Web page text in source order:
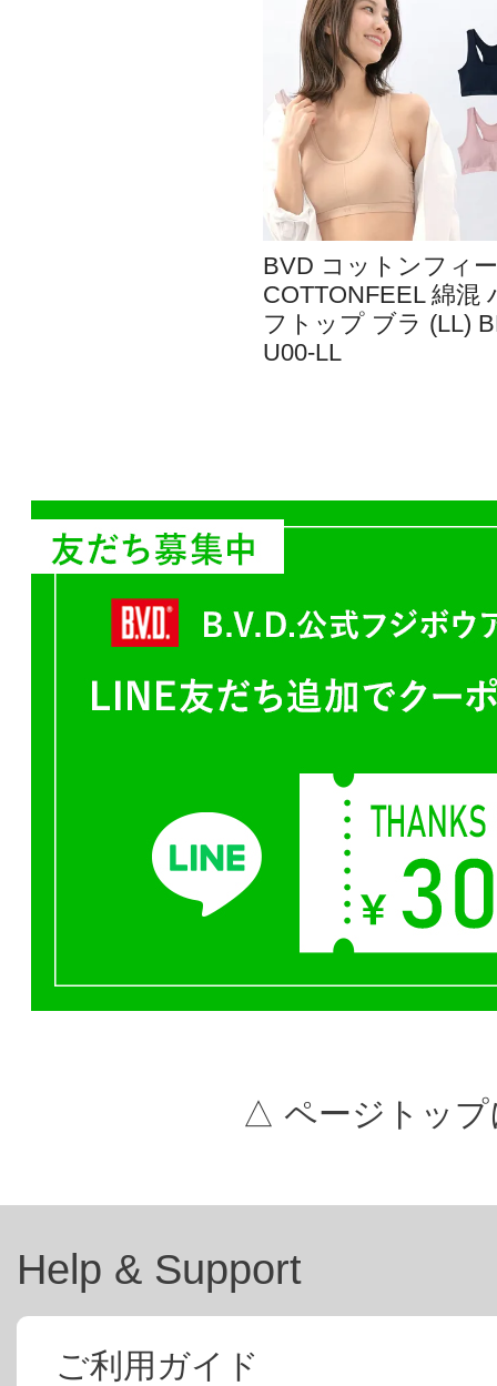
BVD コットンフィ
COTTONFEEL 綿混
フトップ ブラ (LL)
U00-LL
△ ページトップ
Help & Support
ご利用ガイド